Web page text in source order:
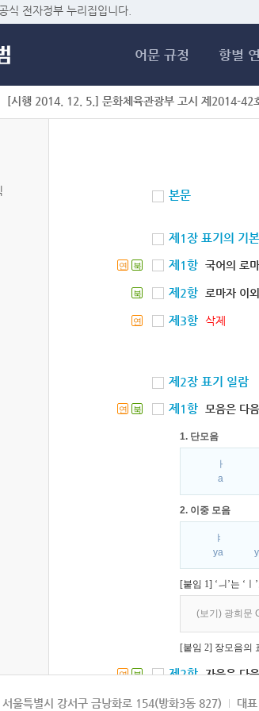
식 전자정부 누리집입니다.
어문 규정 항별
[시행 2014. 12. 5.] 문화체육관광부 고시 제2014-
본문
제1장 표기의 기
연 북 제1항 국어의 로
북 제2항 로마자 이
연 제3항 삭제
제2장 표기 일람
연 북 제1항 모음은 다
1. 단모음
ㅏ
a
2. 이중 모음
ㅑ
ya
[붙임 1] ‘ㅢ’는 ‘
(보기) 광희문
[붙임 2] 장모음의
연 북 제2항 자음은 다
1. 파열음
울특별시 강서구 금낭화로 154(방화3동 827) 대